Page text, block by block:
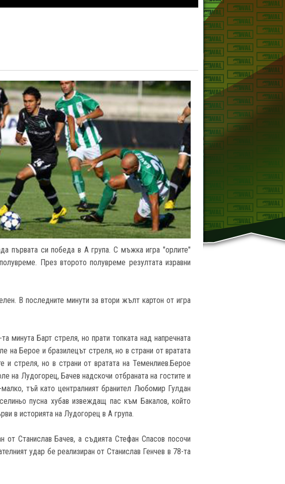
първата си победа в А група. С мъжка игра "орлите"
През второто полувреме резултата изравни
В последните минути за втори жълт картон от игра
Барт стреля, но прати топката над напречната
на Берое и бразилецът стреля, но в страни от вратата
и стреля, но в страни от вратата на Теменлиев.Берое
на Лудогорец, Бачев надскочи отбраната на гостите и
тъй като централният бранител Любомир Гулдан
пусна хубав извеждащ пас към Бакалов, който
в историята на Лудогорец в А група.
Станислав Бачев, а съдията Стефан Спасов посочи
удар бе реализиран от Станислав Генчев в 78-та